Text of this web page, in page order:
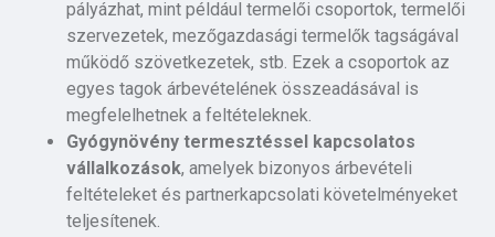
pályázhat, mint például termelői csoportok, termelői
szervezetek, mezőgazdasági termelők tagságával
működő szövetkezetek, stb. Ezek a csoportok az
egyes tagok árbevételének összeadásával is
megfelelhetnek a feltételeknek.
Gyógynövény termesztéssel kapcsolatos
vállalkozások, amelyek bizonyos árbevételi
feltételeket és partnerkapcsolati követelményeket
teljesítenek.